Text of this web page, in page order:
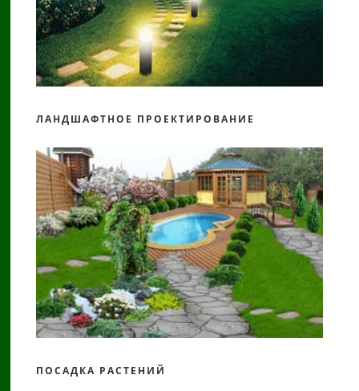
ЛАНДШАФТНОЕ ПРОЕКТИРОВАНИЕ
ПОСАДКА РАСТЕНИЙ